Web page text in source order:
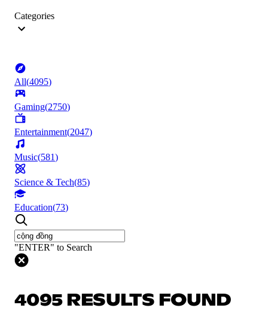
Categories
All(4095)
Gaming(2750)
Entertainment(2047)
Music(581)
Science & Tech(85)
Education(73)
"ENTER" to Search
4095 RESULTS FOUND